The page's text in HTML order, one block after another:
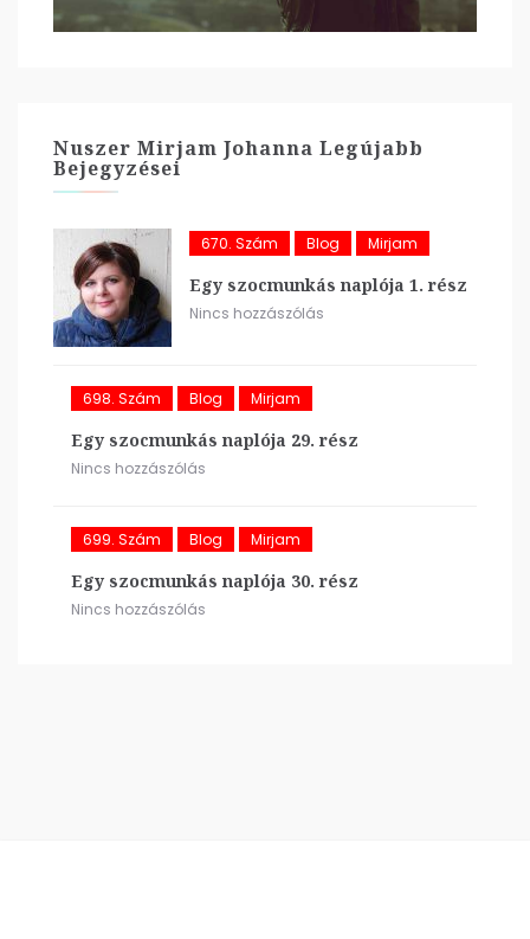
Nuszer Mirjam Johanna Legújabb
Bejegyzései
670. Szám Blog Mirjam
Egy szocmunkás naplója 1. rész
Nincs hozzászólás
698. Szám Blog Mirjam
Egy szocmunkás naplója 29. rész
Nincs hozzászólás
699. Szám Blog Mirjam
Egy szocmunkás naplója 30. rész
Nincs hozzászólás